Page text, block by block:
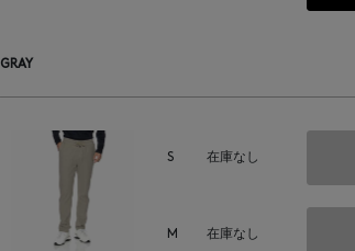
GRAY
S 在庫なし
M 在庫なし